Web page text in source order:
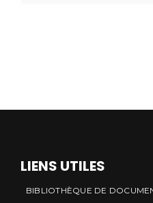
LIENS UTILES
BIBLIOTHÈQUE DE